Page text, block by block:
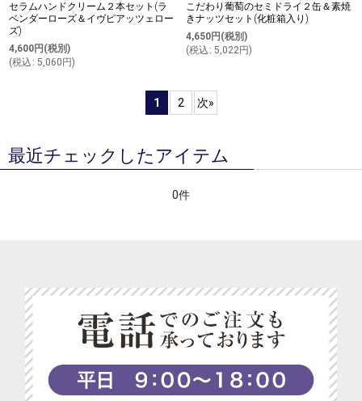
セラムハンドクリーム２本セット(ラ
ベンダーローズ＆イヴピアッツェロー
ズ)
4,600円 (税別)
(税込 : 5,060 円)
こだわり葡萄のセミドライ２缶＆素焼
きナッツセット(化粧箱入り)
4,650円 (税別)
(税込 : 5,022円)
1 2 次»
最近チェックしたアイテム
0件